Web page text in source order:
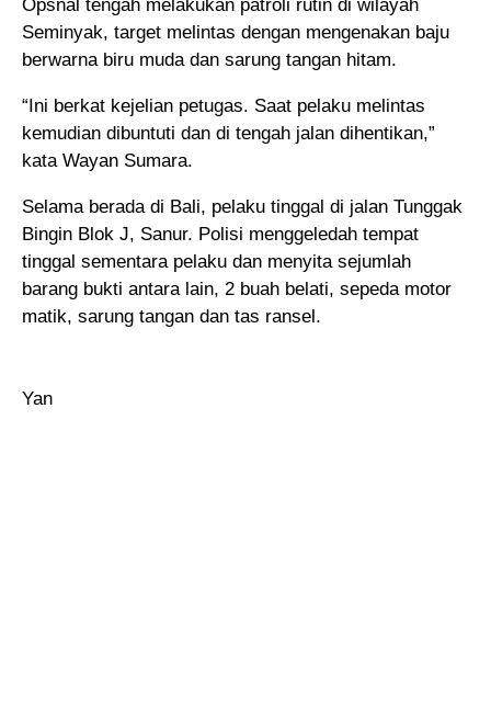
Opsnal tengah melakukan patroli rutin di wilayah
Seminyak, target melintas dengan mengenakan baju
berwarna biru muda dan sarung tangan hitam.
“Ini berkat kejelian petugas. Saat pelaku melintas
kemudian dibuntuti dan di tengah jalan dihentikan,”
kata Wayan Sumara.
Selama berada di Bali, pelaku tinggal di jalan Tunggak
Bingin Blok J, Sanur. Polisi menggeledah tempat
tinggal sementara pelaku dan menyita sejumlah
barang bukti antara lain, 2 buah belati, sepeda motor
matik, sarung tangan dan tas ransel.
Yan